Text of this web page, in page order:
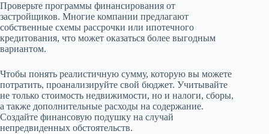
Проверьте программы финансирования от
застройщиков. Многие компании предлагают
собственные схемы рассрочки или ипотечного
кредитования, что может оказаться более выгодным
вариантом.
Чтобы понять реалистичную сумму, которую вы можете
потратить, проанализируйте свой бюджет. Учитывайте
не только стоимость недвижимости, но и налоги, сборы,
а также дополнительные расходы на содержание.
Создайте финансовую подушку на случай
непредвиденных обстоятельств.